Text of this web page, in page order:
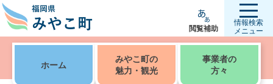
閲覧補助
情報検索
メニュー
ホーム
みやこ町の
魅力・観光
事業者の
方々